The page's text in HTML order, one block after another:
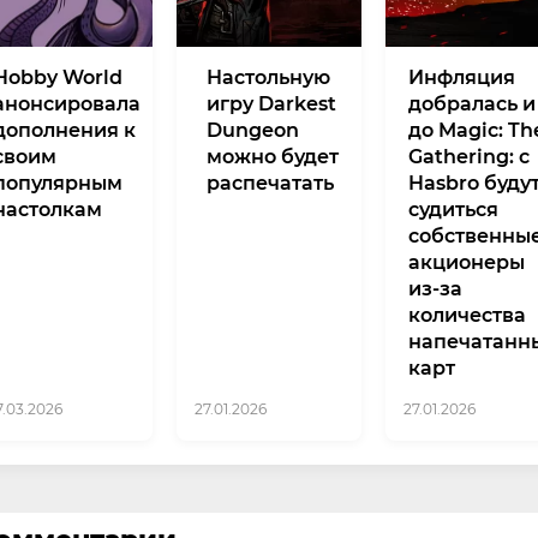
World
к
Настольную
игру Darkest
Dungeon
можно будет
распечатать
27.01.2026
Инфляция
добралась и
до Magic:
Gathering: с
Hasbro
судиться
акционеры
из-за
количества
карт
27.01.2026